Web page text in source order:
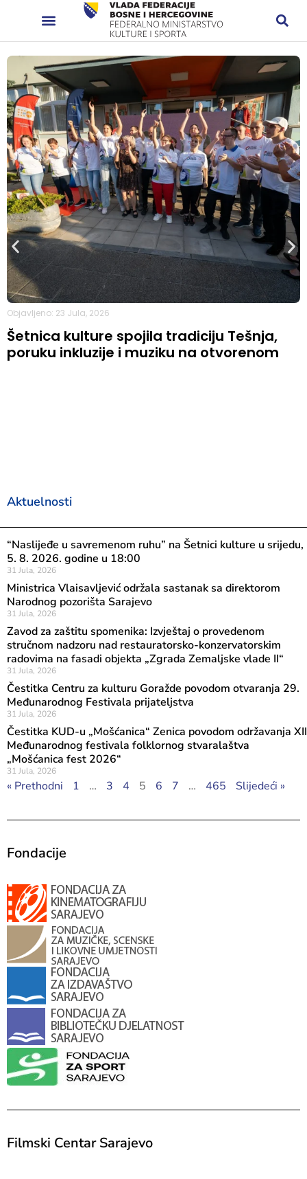
Objavljeno: 23 Jula, 2026
Šetnica kulture spojila tradiciju Tešnja,
poruku inkluzije i muziku na otvorenom
Aktuelnosti
“Naslijeđe u savremenom ruhu” na Šetnici kulture u srijedu,
5. 8. 2026. godine u 18:00
31 Jula, 2026
Ministrica Vlaisavljević održala sastanak sa direktorom
Narodnog pozorišta Sarajevo
31 Jula, 2026
Zavod za zaštitu spomenika: Izvještaj o provedenom
stručnom nadzoru nad restauratorsko-konzervatorskim
radovima na fasadi objekta „Zgrada Zemaljske vlade II“
31 Jula, 2026
Čestitka Centru za kulturu Goražde povodom otvaranja 29.
Međunarodnog Festivala prijateljstva
31 Jula, 2026
Čestitka KUD-u „Mošćanica“ Zenica povodom održavanja XII
Međunarodnog festivala folklornog stvaralaštva
„Mošćanica fest 2026“
31 Jula, 2026
« Prethodni 1 … 3 4 5 6 7 … 465 Slijedeći »
Fondacije
Filmski Centar Sarajevo